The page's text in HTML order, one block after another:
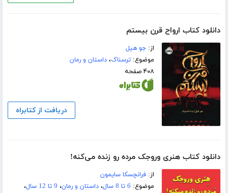
دانلود کتاب ارواح قرن بیستم
از:جو ھیل
موضوع:ترسناک،داستان و رمان
۴۰۸ صفحه
دریافت از کتابراه
دانلود کتاب هنری وروجک مرده رو زنده می‌کنه!
از:فرانچسکا سایمون
موضوع: 6 تا 8 سال ،داستان و رمان، 9 تا 12 سال
،